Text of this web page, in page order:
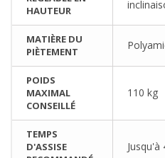
HAUTEUR
MATIÈRE DU
PIÈTEMENT
POIDS
MAXIMAL
CONSEILLÉ
110 kg
TEMPS
D'ASSISE
Jusqu'à